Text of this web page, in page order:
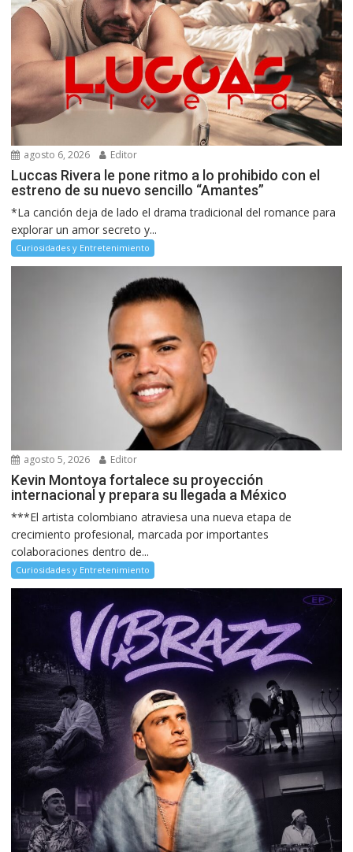
agosto 6, 2026 Editor
Luccas Rivera le pone ritmo a lo prohibido con el
estreno de su nuevo sencillo “Amantes”
*La canción deja de lado el drama tradicional del romance para
explorar un amor secreto y...
Curiosidades y Entretenimiento
agosto 5, 2026 Editor
Kevin Montoya fortalece su proyección
internacional y prepara su llegada a México
***El artista colombiano atraviesa una nueva etapa de
crecimiento profesional, marcada por importantes
colaboraciones dentro de...
Curiosidades y Entretenimiento